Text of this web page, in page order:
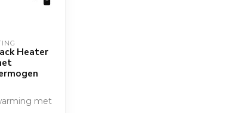
Heater
met